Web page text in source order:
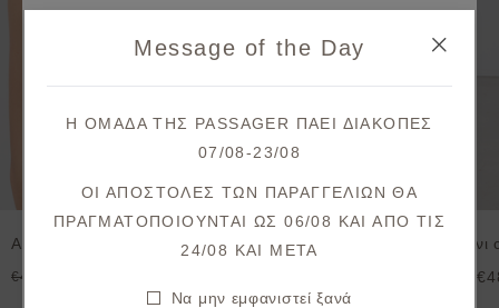
Αμάνικη μπλούζα ποπλίνα
€46,00
στην πρώτη σας παραγγελία!
παραλαβές & μοναδικές προσφορές.
Συμφωνώ με τους όρους και προϋποθέσεις
Message of the Day
Η ΟΜΑΔΑ ΤΗΣ PASSAGER ΠΑΕΙ ΔΙΑΚΟΠΕΣ
07/08-23/08
ΟΙ ΑΠΟΣΤΟΛΕΣ ΤΩΝ ΠΑΡΑΓΓΕΛΙΩΝ ΘΑ
ΠΡΑΓΜΑΤΟΠΟΙΟΥΝΤΑΙ ΩΣ 06/08 ΚΑΙ ΑΠΟ ΤΙΣ
24/08 KAI META
Να μην εμφανιστεί ξανά